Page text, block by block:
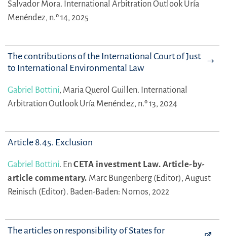
Salvador Mora. International Arbitration Outlook Uría
Menéndez, n.º 14, 2025
The contributions of the International Court of Justice
to International Environmental Law
Gabriel Bottini, Maria Querol Guillen. International
Arbitration Outlook Uría Menéndez, n.º 13, 2024
Article 8.45. Exclusion
Gabriel Bottini. En CETA investment Law. Article-by-
article commentary. Marc Bungenberg (Editor), August
Reinisch (Editor). Baden-Baden: Nomos, 2022
The articles on responsibility of States for